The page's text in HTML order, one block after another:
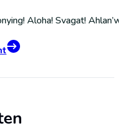
Aloha! Svagat!